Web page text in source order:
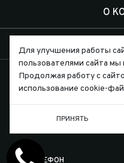
О
ТЕЛЕФОН
Для улучшения работы
пользователями сайта
Продолжая работу с
использование cookie-
ПРИНЯТЬ